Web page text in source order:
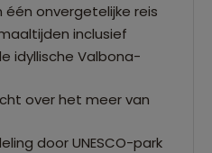
één onvergetelijke reis
inclusief
idyllische Valbona-
over het meer van
door UNESCO-park